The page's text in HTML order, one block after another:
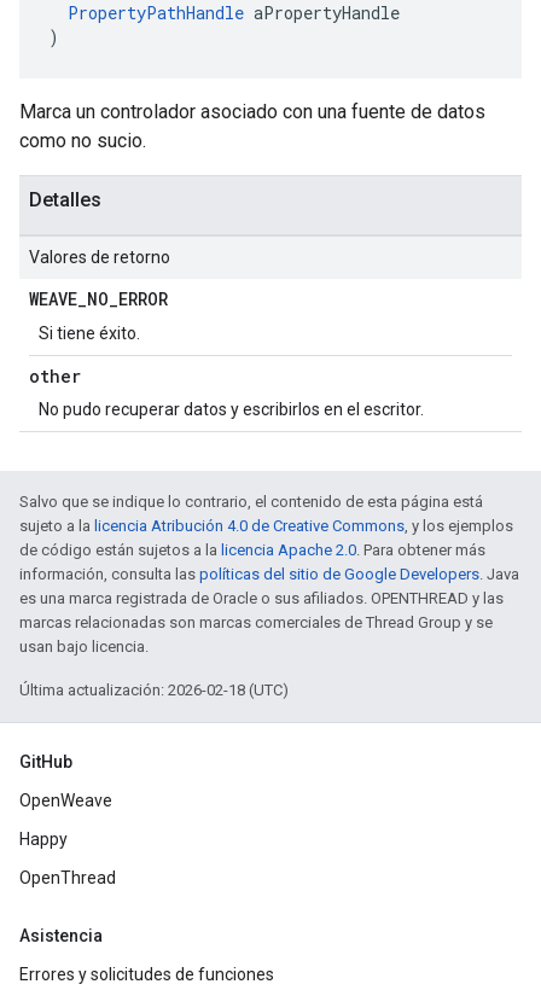
PropertyPathHandle aPropertyHandle
)
Marca un controlador asociado con una fuente de datos
como no sucio.
Detalles
Valores de retorno
WEAVE_NO_ERROR
Si tiene éxito.
other
No pudo recuperar datos y escribirlos en el escritor.
Salvo que se indique lo contrario, el contenido de esta página está
sujeto a la licencia Atribución 4.0 de Creative Commons, y los ejemplos
de código están sujetos a la licencia Apache 2.0. Para obtener más
información, consulta las políticas del sitio de Google Developers. Java
es una marca registrada de Oracle o sus afiliados. OPENTHREAD y las
marcas relacionadas son marcas comerciales de Thread Group y se
usan bajo licencia.
Última actualización: 2026-02-18 (UTC)
GitHub
OpenWeave
Happy
OpenThread
Asistencia
Errores y solicitudes de funciones